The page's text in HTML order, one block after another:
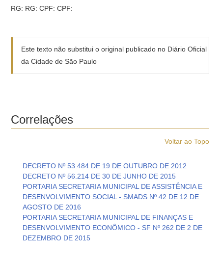
RG: RG: CPF: CPF:
Este texto não substitui o original publicado no Diário Oficial
da Cidade de São Paulo
Correlações
Voltar ao Topo
DECRETO Nº 53.484 DE 19 DE OUTUBRO DE 2012
DECRETO Nº 56.214 DE 30 DE JUNHO DE 2015
PORTARIA SECRETARIA MUNICIPAL DE ASSISTÊNCIA E
DESENVOLVIMENTO SOCIAL - SMADS Nº 42 DE 12 DE
AGOSTO DE 2016
PORTARIA SECRETARIA MUNICIPAL DE FINANÇAS E
DESENVOLVIMENTO ECONÔMICO - SF Nº 262 DE 2 DE
DEZEMBRO DE 2015